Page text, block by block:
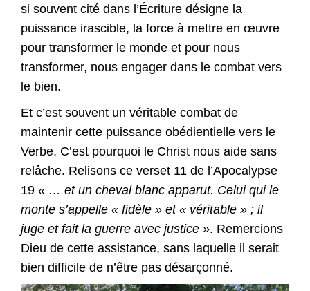
si souvent cité dans l’Écriture désigne la
puissance irascible, la force à mettre en œuvre
pour transformer le monde et pour nous
transformer, nous engager dans le combat vers
le bien.
Et c’est souvent un véritable combat de
maintenir cette puissance obédientielle vers le
Verbe. C’est pourquoi le Christ nous aide sans
relâche. Relisons ce verset 11 de l’Apocalypse
19 « … et un cheval blanc apparut. Celui qui le
monte s’appelle « fidèle » et « véritable » ; il
juge et fait la guerre avec justice ». Remercions
Dieu de cette assistance, sans laquelle il serait
bien difficile de n’être pas désarçonné.